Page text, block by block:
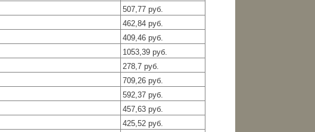
507,77 руб.
462,84 руб.
409,46 руб.
1053,39 руб.
278,7 руб.
709,26 руб.
592,37 руб.
457,63 руб.
425,52 руб.